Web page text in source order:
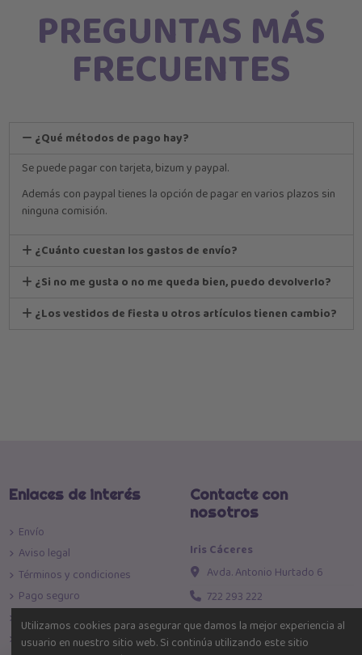
PREGUNTAS MÁS
FRECUENTES
¿Qué métodos de pago hay?
Se puede pagar con tarjeta, bizum y paypal.
Además con paypal tienes la opción de pagar en varios plazos sin
ninguna comisión.
¿Cuánto cuestan los gastos de envío?
¿Si no me gusta o no me queda bien, puedo devolverlo?
¿Los vestidos de fiesta u otros artículos tienen cambio?
Enlaces de interés
Envío
Aviso legal
Términos y condiciones
Pago seguro
Política de devoluciones
Política de Privacidad
Contacte con
nosotros
Iris Cáceres
Avda. Antonio Hurtado 6
722 293 222
info@iriscaceres.com
Toda la moda al mejor precio!
Utilizamos cookies para asegurar que damos la mejor experiencia al
usuario en nuestro sitio web. Si continúa utilizando este sitio